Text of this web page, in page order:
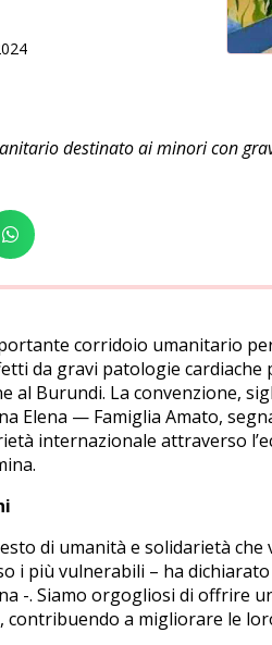
destinato ai minori con
corridoio umanitario
da gravi patologie cardiache
al Burundi. La convenzione,
Elena — Famiglia Amato,
internazionale attraverso
di umanità e solidarietà che
i più vulnerabili – ha dichiarato
-. Siamo orgogliosi di offrire
a migliorare le